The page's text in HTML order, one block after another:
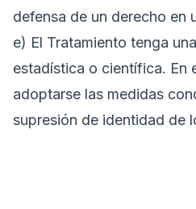
defensa de un derecho en
e) El Tratamiento tenga
estadística o científica. En
adoptarse las medidas
supresión de identidad de